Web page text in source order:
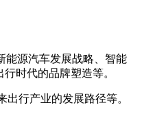
源汽车发展战略、智能
时代的品牌塑造等。
行产业的发展路径等。